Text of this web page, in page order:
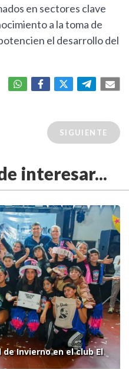
en sectores clave
a la toma de
el desarrollo del
SIGUIENTE
interesar...
Invierno en el club El